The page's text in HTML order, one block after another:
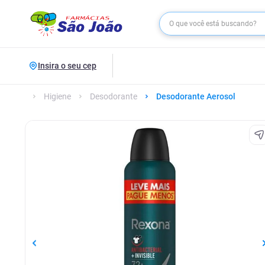
Insira o seu cep
Higiene Desodorante Desodorante Aerosol